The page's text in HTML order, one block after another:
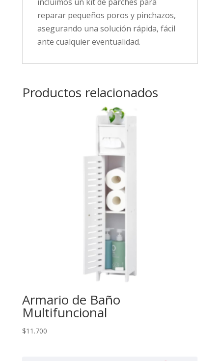
reparar pequeños poros y pinchazos,
asegurando una solución rápida, fácil
ante cualquier eventualidad.
Productos relacionados
Armario de Baño
Multifuncional
$11.700